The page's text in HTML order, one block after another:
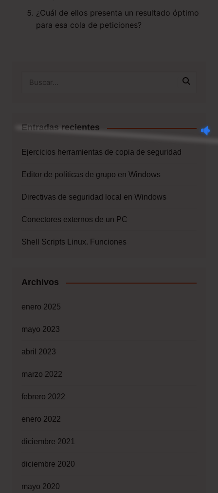
¿Cuál de ellos presenta un resultado óptimo
para esa cola de peticiones?
Entradas recientes
Ejercicios herramientas de copia de seguridad
Editor de políticas de grupo en Windows
Directivas de seguridad local en Windows
Conectores externos de un PC
Shell Scripts Linux. Funciones
Archivos
enero 2025
mayo 2023
abril 2023
marzo 2022
febrero 2022
enero 2022
diciembre 2021
diciembre 2020
mayo 2020